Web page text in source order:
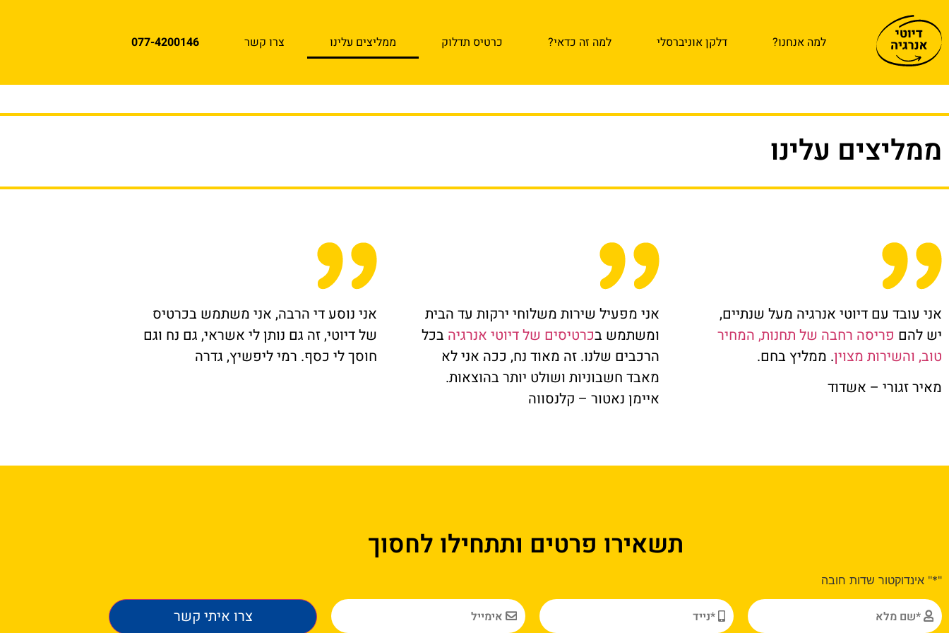
למה אנחנו? דלקן אוניברסלי למה זה כדאי? כרטיס תדלוק ממליצים עלינו צרו קשר 077-4200146
ממליצים עלינו
אני עובד עם דיוטי אנרגיה מעל שנתיים,
יש להם פריסה רחבה של תחנות, המחיר
טוב, והשירות מצוין. ממליץ בחם.
מאיר זגורי – אשדוד
אני מפעיל שירות משלוחי ירקות עד הבית
ומשתמש בכרטיסים של דיוטי אנרגיה בכל
הרכבים שלנו. זה מאוד נח, ככה אני לא
מאבד חשבוניות ושולט יותר בהוצאות.
איימן נאטור – קלנסווה
אני נוסע די הרבה, אני משתמש בכרטיס
של דיוטי, זה גם נותן לי אשראי, גם נח וגם
חוסך לי כסף. רמי ליפשיץ, גדרה
תשאירו פרטים ותתחילו לחסוך
"*" אינדוקטור שדות חובה